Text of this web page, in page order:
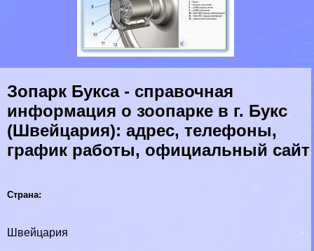
Зопарк Букса - справочная
информация о зоопарке в г. Букс
(Швейцария): адрес, телефоны,
график работы, официальный сайт
Страна:
Швейцария